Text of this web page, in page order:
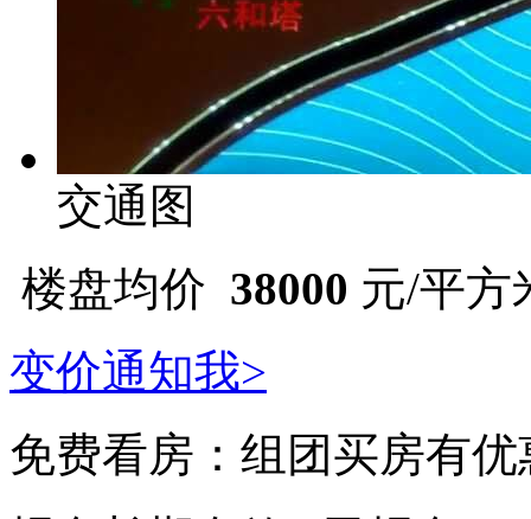
交通图
楼盘均价 38000 元/平方
变价通知我>
免费看房： 组团买房有